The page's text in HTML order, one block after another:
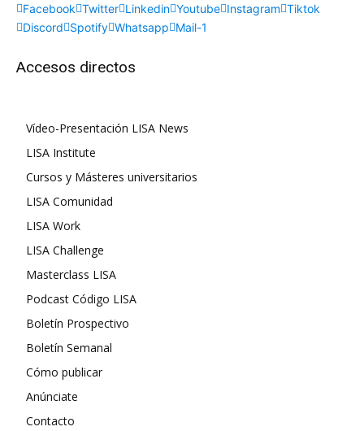
Facebook Twitter Linkedin Youtube Instagram Tiktok
Discord Spotify Whatsapp Mail-1
Accesos directos
Vídeo-Presentación LISA News
LISA Institute
Cursos y Másteres universitarios
LISA Comunidad
LISA Work
LISA Challenge
Masterclass LISA
Podcast Código LISA
Boletín Prospectivo
Boletín Semanal
Cómo publicar
Anúnciate
Contacto